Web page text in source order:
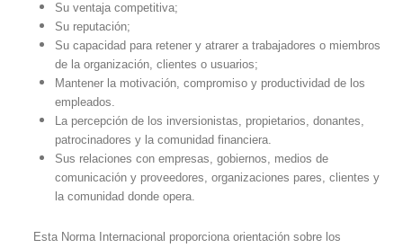
Su ventaja competitiva;
Su reputación;
Su capacidad para retener y atrarer a trabajadores o miembros
de la organización, clientes o usuarios;
Mantener la motivación, compromiso y productividad de los
empleados.
La percepción de los inversionistas, propietarios, donantes,
patrocinadores y la comunidad financiera.
Sus relaciones con empresas, gobiernos, medios de
comunicación y proveedores, organizaciones pares, clientes y
la comunidad donde opera.
Esta Norma Internacional proporciona orientación sobre los